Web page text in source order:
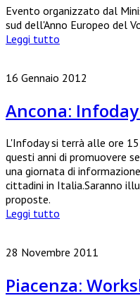
Evento organizzato dal
sud dell'Anno Europeo del
Leggi tutto
16 Gennaio 2012
Ancona:
L'Infoday si terrà alle ore
questi anni di promuovere
una giornata di
cittadini in Italia.Saranno
proposte.
Leggi tutto
28 Novembre 2011
Piacenza: